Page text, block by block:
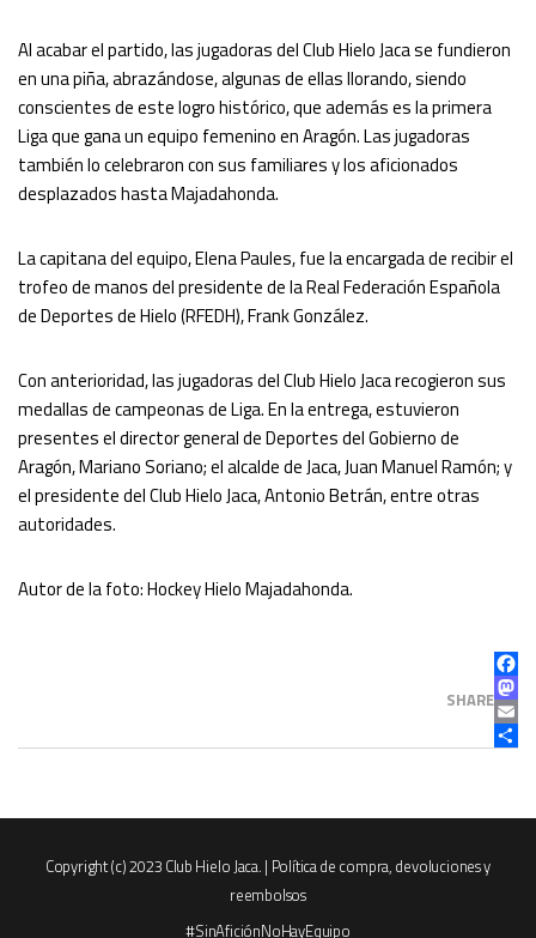
Al acabar el partido, las jugadoras del Club Hielo Jaca se fundieron
en una piña, abrazándose, algunas de ellas llorando, siendo
conscientes de este logro histórico, que además es la primera
Liga que gana un equipo femenino en Aragón. Las jugadoras
también lo celebraron con sus familiares y los aficionados
desplazados hasta Majadahonda.
La capitana del equipo, Elena Paules, fue la encargada de recibir el
trofeo de manos del presidente de la Real Federación Española
de Deportes de Hielo (RFEDH), Frank González.
Con anterioridad, las jugadoras del Club Hielo Jaca recogieron sus
medallas de campeonas de Liga. En la entrega, estuvieron
presentes el director general de Deportes del Gobierno de
Aragón, Mariano Soriano; el alcalde de Jaca, Juan Manuel Ramón; y
el presidente del Club Hielo Jaca, Antonio Betrán, entre otras
autoridades.
Autor de la foto: Hockey Hielo Majadahonda.
SHARE
Copyright (c) 2023 Club Hielo Jaca. | Política de compra, devoluciones y
reembolsos
#SinAficiónNoHayEquipo